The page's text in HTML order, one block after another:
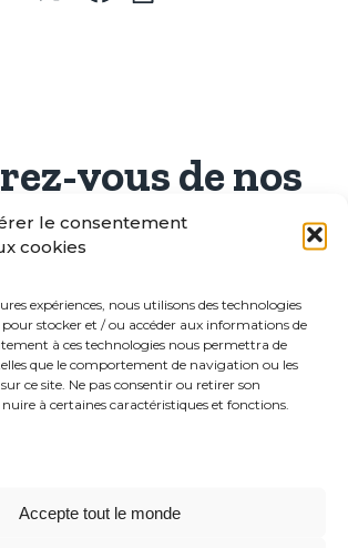
le consentement
cookies
expériences, nous utilisons des technologies
pour stocker et / ou accéder aux informations de
à ces technologies nous permettra de
que le comportement de navigation ou les
ce site. Ne pas consentir ou retirer son
à certaines caractéristiques et fonctions.
Accepte tout le monde
vous de nos
recettes
de tomates